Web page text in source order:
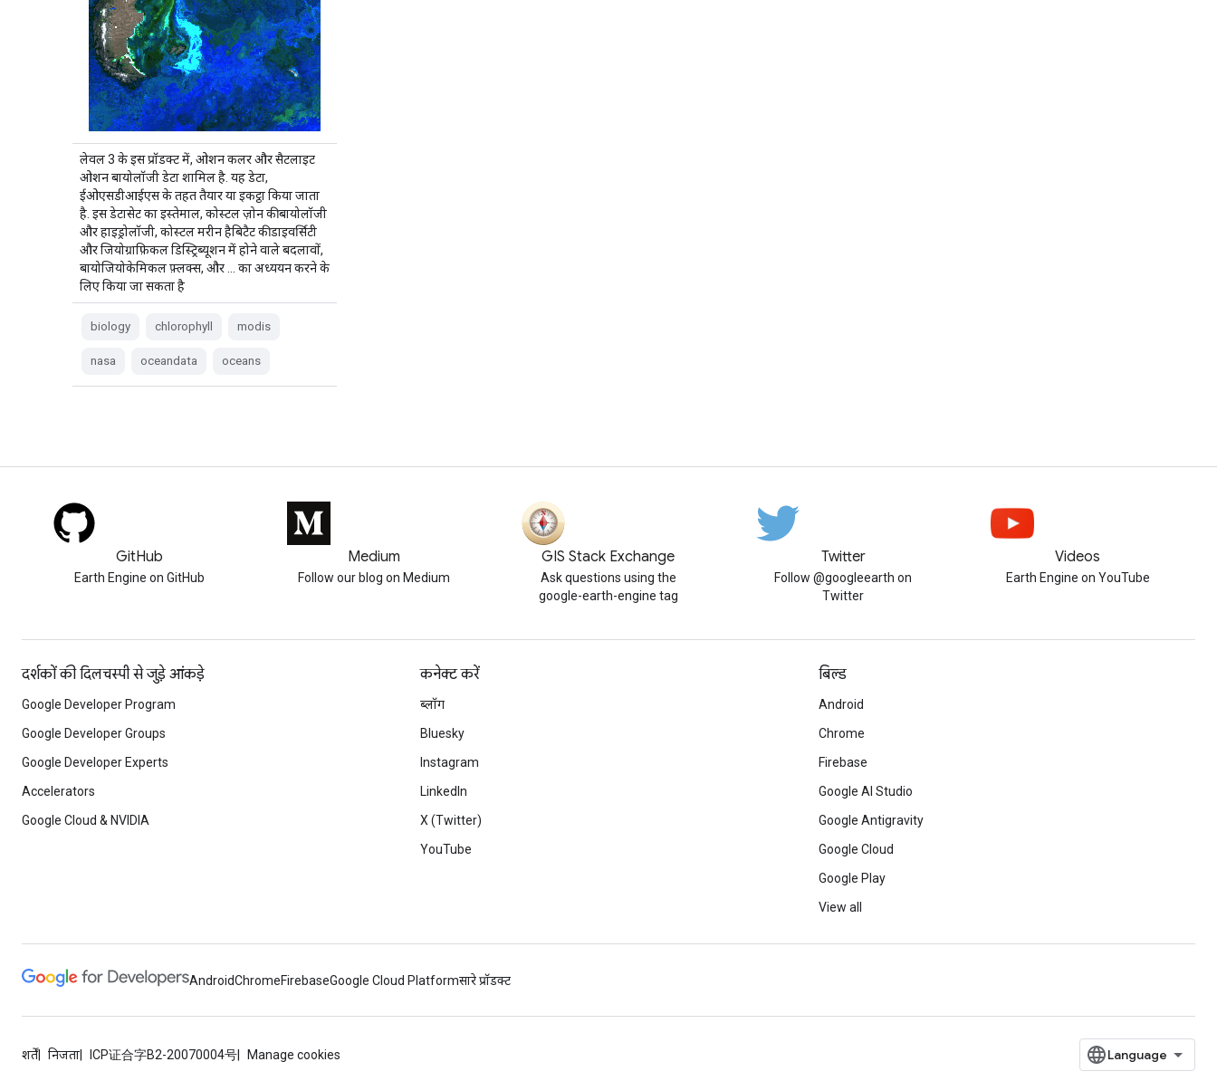
लेवल 3 के इस प्रॉडक्ट में, ओशन कलर और सैटलाइट
ओशन बायोलॉजी डेटा शामिल है. यह डेटा,
ईओएसडीआईएस के तहत तैयार या इकट्ठा किया जाता
है. इस डेटासेट का इस्तेमाल, कोस्टल ज़ोन की बायोलॉजी
और हाइड्रोलॉजी, कोस्टल मरीन हैबिटैट की डाइवर्सिटी
और जियोग्राफ़िकल डिस्ट्रिब्यूशन में होने वाले बदलावों,
बायोजियोकेमिकल फ़्लक्स, और … का अध्ययन करने के
लिए किया जा सकता है
biology chlorophyll modis
nasa oceandata oceans
GitHub
Earth Engine on GitHub
Medium
Follow our blog on Medium
GIS Stack Exchange
Ask questions using the
google-earth-engine tag
Twitter
Follow @googleearth on
Twitter
Videos
Earth Engine on YouTube
दर्शकों की दिलचस्पी से जुड़े आंकड़े
Google Developer Program
Google Developer Groups
Google Developer Experts
Accelerators
Google Cloud & NVIDIA
कनेक्ट करें
ब्लॉग
Bluesky
Instagram
LinkedIn
X (Twitter)
YouTube
बिल्ड
Android
Chrome
Firebase
Google AI Studio
Google Antigravity
Google Cloud
Google Play
View all
AndroidChromeFirebaseGoogle Cloud Platformसारे प्रॉडक्ट
शर्तें निजता ICP证合字B2-20070004号 Manage cookies